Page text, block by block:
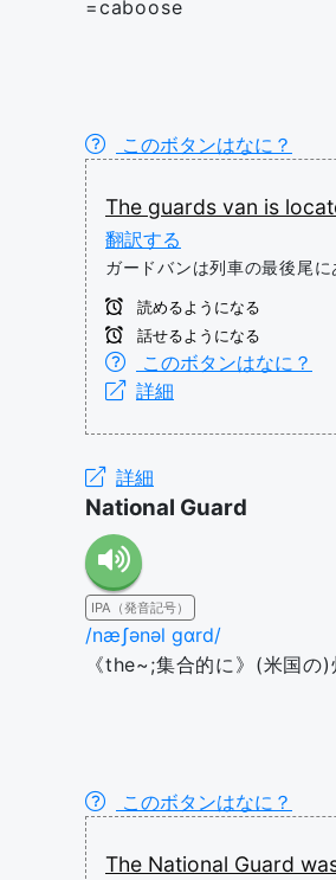
=caboose
このボタンはなに？
The guards van is
翻訳する
ガードバンは列車の最後尾に
読めるようになる
話せるようになる
このボタンはなに？
詳細
詳細
National Guard
IPA（発音記号）
/næʃənəl ɡɑrd/
《the~;集合的に》(米国の
このボタンはなに？
The National Guard